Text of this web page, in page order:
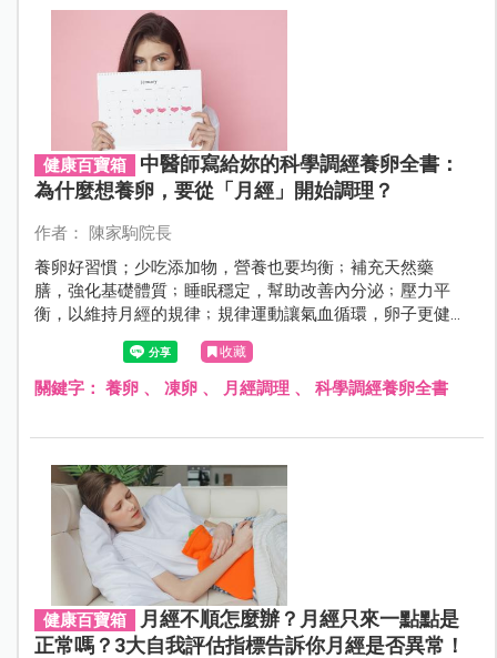
健康百寶箱
中醫師寫給妳的科學調經養卵全書：
為什麼想養卵，要從「月經」開始調理？
作者： 陳家駒院長
養卵好習慣；少吃添加物，營養也要均衡﹔補充天然藥
膳，強化基礎體質﹔睡眠穩定，幫助改善內分泌﹔壓力平
衡，以維持月經的規律﹔規律運動讓氣血循環，卵子更健
收藏
關鍵字： 養卵、 凍卵、 月經調理 、 科學調經養卵全書
健康百寶箱
月經不順怎麼辦？月經只來一點點是
正常嗎？3大自我評估指標告訴你月經是否異常！